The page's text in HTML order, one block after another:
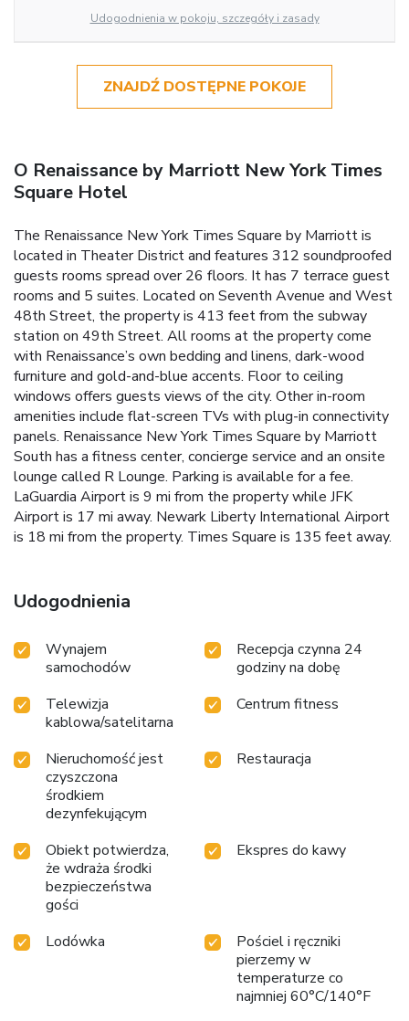
Udogodnienia w pokoju, szczegóły i zasady
ZNAJDŹ DOSTĘPNE POKOJE
O Renaissance by Marriott New York Times
Square Hotel
The Renaissance New York Times Square by Marriott is
located in Theater District and features 312 soundproofed
guests rooms spread over 26 floors. It has 7 terrace guest
rooms and 5 suites. Located on Seventh Avenue and West
48th Street, the property is 413 feet from the subway
station on 49th Street. All rooms at the property come
with Renaissance’s own bedding and linens, dark-wood
furniture and gold-and-blue accents. Floor to ceiling
windows offers guests views of the city. Other in-room
amenities include flat-screen TVs with plug-in connectivity
panels. Renaissance New York Times Square by Marriott
South has a fitness center, concierge service and an onsite
lounge called R Lounge. Parking is available for a fee.
LaGuardia Airport is 9 mi from the property while JFK
Airport is 17 mi away. Newark Liberty International Airport
is 18 mi from the property. Times Square is 135 feet away.
Udogodnienia
Wynajem
samochodów
Recepcja czynna 24
godziny na dobę
Telewizja
kablowa/satelitarna
Centrum fitness
Nieruchomość jest
czyszczona
środkiem
dezynfekującym
Restauracja
Obiekt potwierdza,
że wdraża środki
bezpieczeństwa
gości
Ekspres do kawy
Lodówka
Pościel i ręczniki
pierzemy w
temperaturze co
najmniej 60°C/140°F